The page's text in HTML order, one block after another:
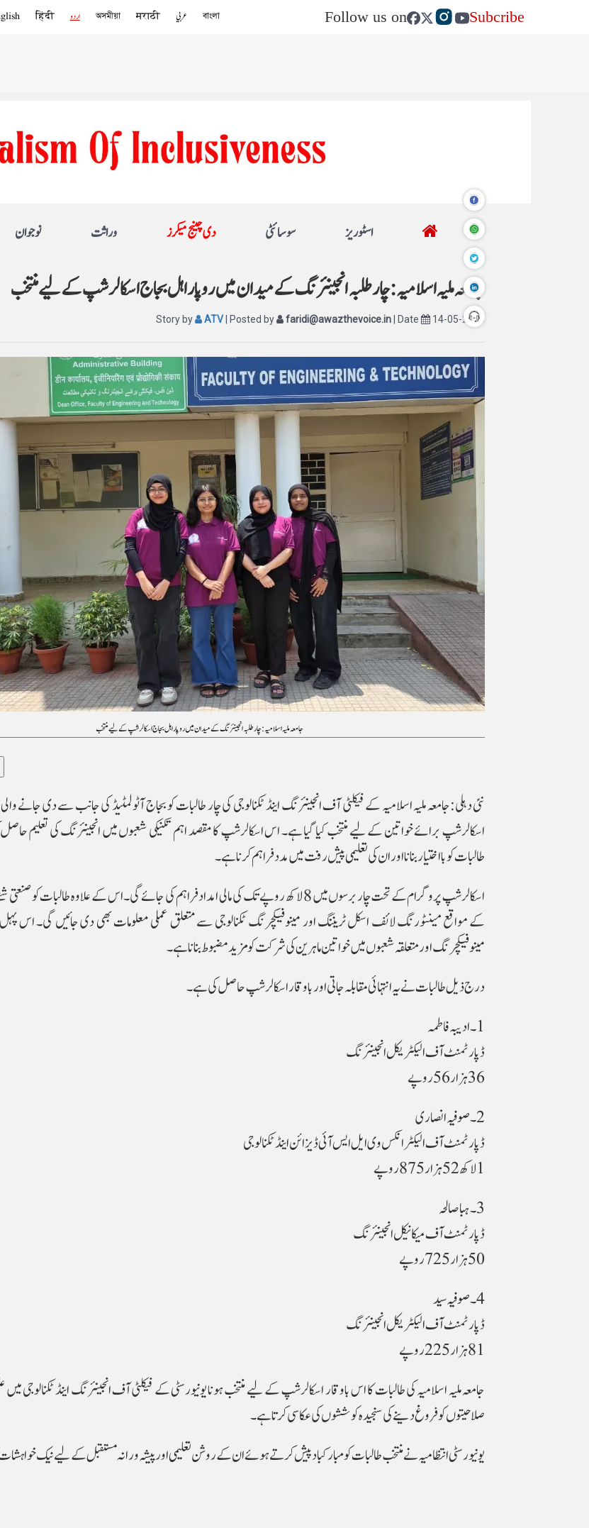
हिंदी اردو অসমীয়া मराठी عربي বাংলা Follow us on Subcribe
نوجوان وراثت دی چینج میکرز سوسائٹی اسٹوریز
جامعہ ملیہ اسلامیہ: چار طلبہ ا نجینئرنگ کے میدا ن میں روپا راہل بجاج اسکالرشپ کے لیے منتخب
Story by ATV | Posted by faridi@awazthevoice.in | Date 14-05-2026
جامعہ ملیہ اسلامیہ: چار طلبہ ا نجینئرنگ کے میدا ن میں روپا راہل بجاج اسکالرشپ کے لیے منتخب
نئی دہلی:جامعہ ملیہ اسلامیہ کے فیکلٹی آف انجینئرنگ اینڈ ٹکنالوجی کی چار طالبات کو بجاج آٹو لمٹیڈ کی جانب سے دی جانے
اسکالرشپ برائے خواتین کے لیے منتخب کیا گیا ہے۔ اس اسکالرشپ کا مقصد اہم تکنیکی شعبوں میں انجینئرنگ کی تعلیم
طالبات کو بااختیار بنانا اور ان کی تعلیمی پیش رفت میں مدد فراہم کرنا ہے۔
اسکالرشپ پروگرام کے تحت چار برسوں میں 8 لاکھ روپے تک کی مالی امداد فراہم کی جائے گی۔ اس کے علاوہ
کے مواقع مینٹورنگ لائف اسکل ٹریننگ اور مینوفیکچرنگ ٹکنالوجی سے متعلق عملی معلومات بھی دی جائیں گی۔ اس
مینوفیکچرنگ اور متعلقہ شعبوں میں خواتین ماہرین کی شرکت کو مزید مضبوط بنانا ہے۔
درج ذیل طالبات نے یہ انتہائی مقابلہ جاتی اور باوقار اسکالرشپ حاصل کی ہے۔
1۔ ادیبہ فاطمہ
ڈپارٹمنٹ آف الیکٹریکل انجینئرنگ
36 ہزار 56 روپے
2۔ صوفیہ انصاری
ڈپارٹمنٹ آف الیکٹرانکس وی ایل ایس آئی ڈیزائن اینڈ ٹکنالوجی
1 لاکھ 52 ہزار 875 روپے
3۔ ہبا صالحہ
ڈپارٹمنٹ آف میکانیکل انجینئرنگ
50 ہزار 725 روپے
4۔ صوفیہ سید
ڈپارٹمنٹ آف الیکٹریکل انجینئرنگ
81 ہزار 225 روپے
جامعہ ملیہ اسلامیہ کی طالبات کا اس باوقار اسکالرشپ کے لیے منتخب ہونا یونیورسٹی کے فیکلٹی آف انجینئرنگ اینڈ ٹکنالوجی
صلاحیتوں کو فروغ دینے کی سنجیدہ کوششوں کی عکاسی کرتا ہے۔
یونیورسٹی انتظامیہ نے منتخب طالبات کو مبارکباد پیش کرتے ہوئے ان کے روشن تعلیمی اور پیشہ ورانہ مستقبل کے لیے نیک